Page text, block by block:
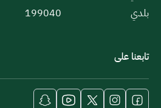
بلدي
199040
تابعنا على